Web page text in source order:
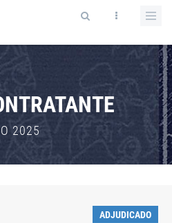
2025
ADJUDICADO